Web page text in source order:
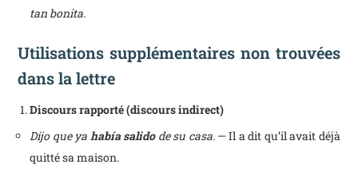
tan bonita.
Utilisations supplémentaires non trouvées
dans la lettre
Discours rapporté (discours indirect)
Dijo que ya había salidode su casa.— Il a dit qu’il avait déjà
quitté sa maison.